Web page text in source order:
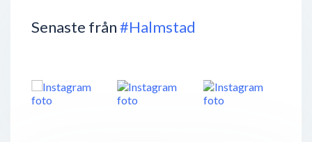
Senaste från#Halmstad